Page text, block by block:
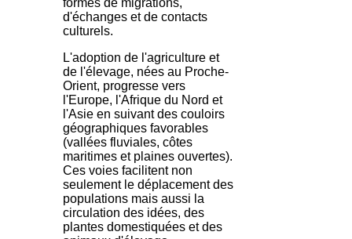
formés de migrations,
d'échanges et de contacts
culturels.
L'adoption de l'agriculture et
de l'élevage, nées au Proche-
Orient, progresse vers
l'Europe, l'Afrique du Nord et
l'Asie en suivant des couloirs
géographiques favorables
(vallées fluviales, côtes
maritimes et plaines ouvertes).
Ces voies facilitent non
seulement le déplacement des
populations mais aussi la
circulation des idées, des
plantes domestiquées et des